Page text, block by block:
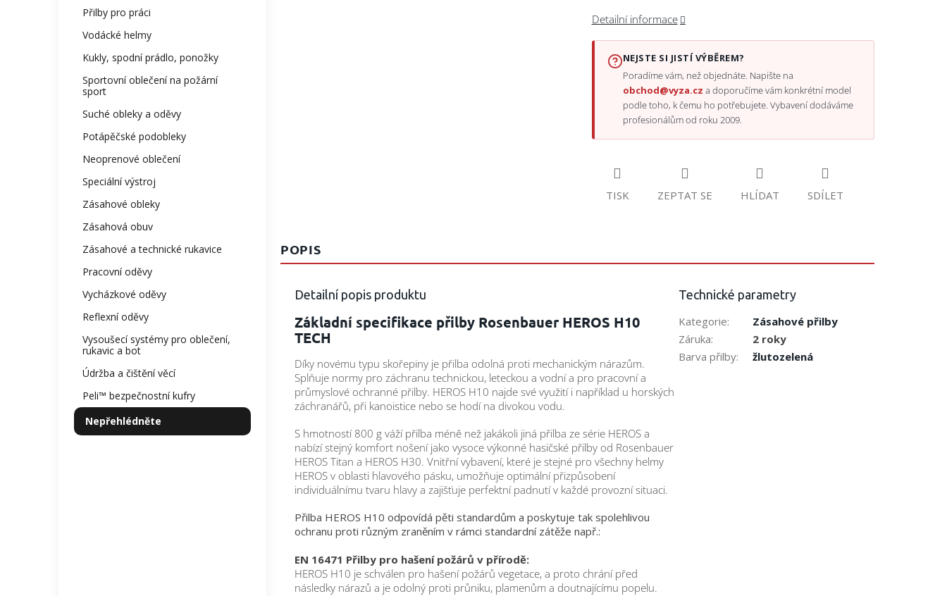
Přilby pro práci
Vodácké helmy
Kukly, spodní prádlo, ponožky
Sportovní oblečení na požární
sport
Suché obleky a oděvy
Potápěčské podobleky
Neoprenové oblečení
Speciální výstroj
Zásahové obleky
Zásahová obuv
Zásahové a technické rukavice
Pracovní oděvy
Vycházkové oděvy
Reflexní oděvy
Vysoušecí systémy pro oblečení,
rukavic a bot
Údržba a čištění věcí
Peli™ bezpečnostní kufry
Nepřehlédněte
Detailní informace
NEJSTE SI JISTÍ VÝBĚREM?
Poradíme vám, než objednáte. Napište na
obchod@vyza.cz a doporučíme vám konkrétní model
podle toho, k čemu ho potřebujete. Vybavení dodáváme
profesionálům od roku 2009.
TISK ZEPTAT SE HLÍDAT SDÍLET
POPIS
Detailní popis produktu
Základní specifikace přilby Rosenbauer HEROS H10
TECH
Díky novému typu skořepiny je přilba odolná proti mechanickým nárazům.
Splňuje normy pro záchranu technickou, leteckou a vodní a pro pracovní a
průmyslové ochranné přilby. HEROS H10 najde své využití i například u horských
záchranářů, při kanoistice nebo se hodí na divokou vodu.
S hmotností 800 g váží přilba méně než jakákoli jiná přilba ze série HEROS a
nabízí stejný komfort nošení jako vysoce výkonné hasičské přilby od Rosenbauer
HEROS Titan a HEROS H30. Vnitřní vybavení, které je stejné pro všechny helmy
HEROS v oblasti hlavového pásku, umožňuje optimální přizpůsobení
individuálnímu tvaru hlavy a zajišťuje perfektní padnutí v každé provozní situaci.
Přilba HEROS H10 odpovídá pěti standardům a poskytuje tak spolehlivou
ochranu proti různým zraněním v rámci standardní zátěže např.:
EN 16471 Přilby pro hašení požárů v přírodě:
HEROS H10 je schválen pro hašení požárů vegetace, a proto chrání před
následky nárazů a je odolný proti průniku, plamenům a doutnajícímu popelu.
Technické parametry
Kategorie:
Zásahové přilby
Záruka:
2 roky
Barva přilby: žlutozelená